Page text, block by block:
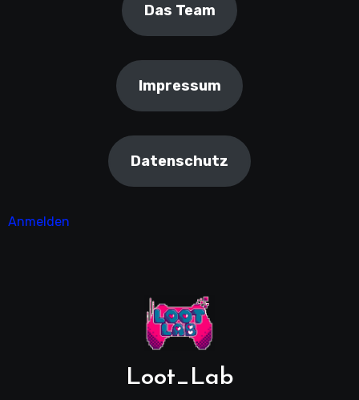
Das Team
Impressum
Datenschutz
Anmelden
Loot_Lab